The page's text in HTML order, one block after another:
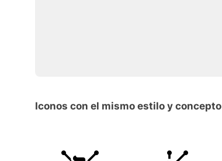
Iconos con el mismo estilo y concepto